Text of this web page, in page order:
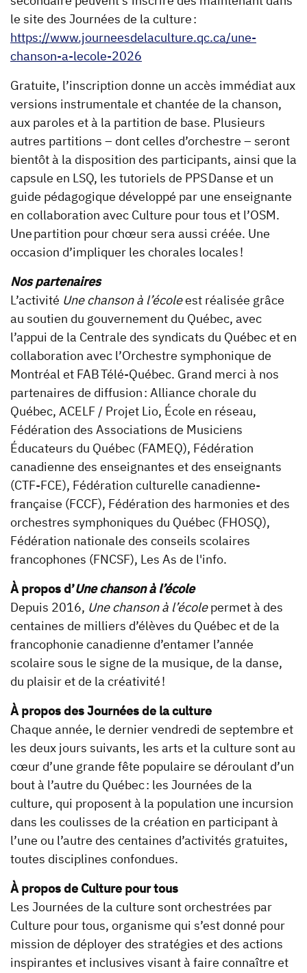
le site des Journées de la culture :
https://www.journeesdelaculture.qc.ca/une-
chanson-a-lecole-2026
Gratuite, l’inscription donne un accès immédiat aux
versions instrumentale et chantée de la chanson,
aux paroles et à la partition de base. Plusieurs
autres partitions – dont celles d’orchestre – seront
bientôt à la disposition des participants, ainsi que la
capsule en LSQ, les tutoriels de PPS Danse et un
guide pédagogique développé par une enseignante
en collaboration avec Culture pour tous et l’OSM.
Une partition pour chœur sera aussi créée. Une
occasion d’impliquer les chorales locales !
Nos partenaires
L’activité Une chanson à l’écoleest réalisée grâce
au soutien du gouvernement du Québec, avec
l’appui de la Centrale des syndicats du Québec et en
collaboration avec l’Orchestre symphonique de
Montréal et FAB Télé-Québec. Grand merci à nos
partenaires de diffusion : Alliance chorale du
Québec, ACELF / Projet Lio, École en réseau,
Fédération des Associations de Musiciens
Éducateurs du Québec (FAMEQ), Fédération
canadienne des enseignantes et des enseignants
(CTF-FCE), Fédération culturelle canadienne-
française (FCCF), Fédération des harmonies et des
orchestres symphoniques du Québec (FHOSQ),
Fédération nationale des conseils scolaires
francophones (FNCSF), Les As de l'info.
À propos d’Une chanson à l’école
Depuis 2016, Une chanson à l’écolepermet à des
centaines de milliers d’élèves du Québec et de la
francophonie canadienne d’entamer l’année
scolaire sous le signe de la musique, de la danse,
du plaisir et de la créativité !
À propos des Journées de la culture
Chaque année, le dernier vendredi de septembre et
les deux jours suivants, les arts et la culture sont au
cœur d’une grande fête populaire se déroulant d’un
bout à l’autre du Québec : les Journées de la
culture, qui proposent à la population une incursion
dans les coulisses de la création en participant à
l’une ou l’autre des centaines d’activités gratuites,
toutes disciplines confondues.
À propos de Culture pour tous
Les Journées de la culture sont orchestrées par
Culture pour tous, organisme qui s’est donné pour
mission de déployer des stratégies et des actions
inspirantes et inclusives visant à faire connaître et